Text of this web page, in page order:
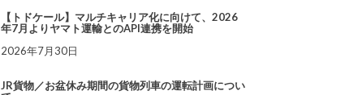
【トドケール】マルチキャリア化に向けて、2026
年7月よりヤマト運輸とのAPI連携を開始
2026年7月30日
JR貨物／お盆休み期間の貨物列車の運転計画につい